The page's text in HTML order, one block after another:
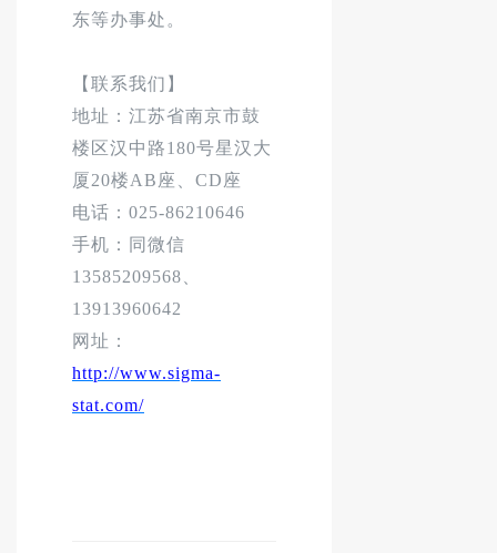
东等办事处。
【联系我们】
地址：江苏省南京市鼓
楼区汉中路180号星汉大
厦20楼AB座、CD座
电话： 025-86210646
手机：同微信
13585209568、
13913960642
网址：
http://www.sigma-
stat.com/